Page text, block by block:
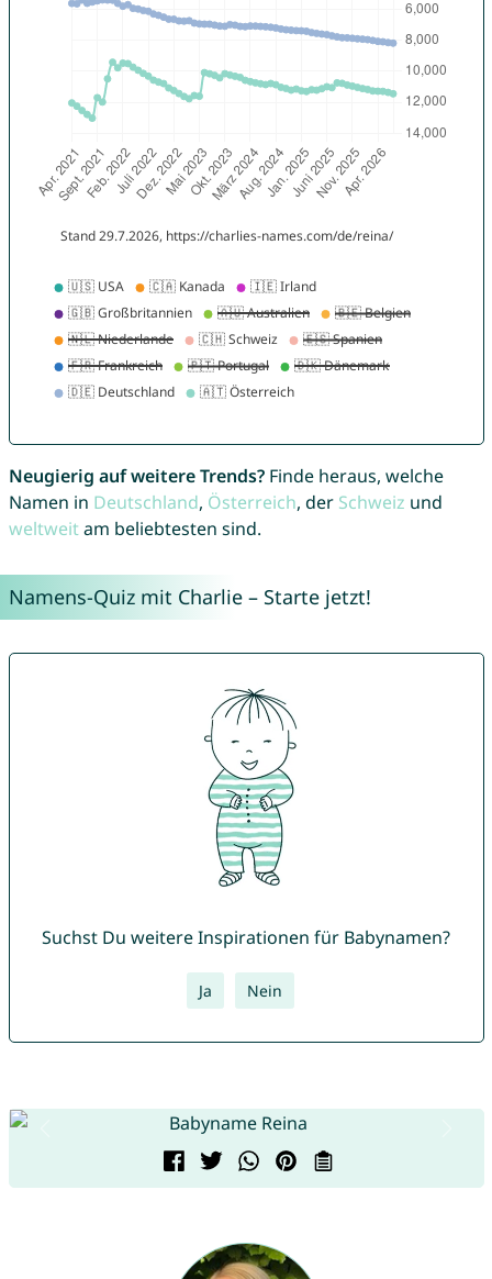
Neugierig auf weitere Trends?Finde heraus, welche
Namen in Deutschland, Österreich, der Schweiz und
weltweitam beliebtesten sind.
Namens-Quiz mit Charlie – Starte jetzt!
Suchst Du weitere Inspirationen für Babynamen?
Ja Nein